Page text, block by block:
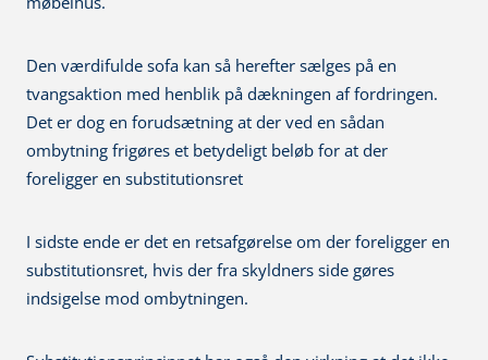
Den værdifulde sofa kan så herefter sælges på en
tvangsaktion med henblik på dækningen af fordringen.
Det er dog en forudsætning at der ved en sådan
ombytning frigøres et betydeligt beløb for at der
foreligger en substitutionsret
I sidste ende er det en retsafgørelse om der foreligger en
substitutionsret, hvis der fra skyldners side gøres
indsigelse mod ombytningen.